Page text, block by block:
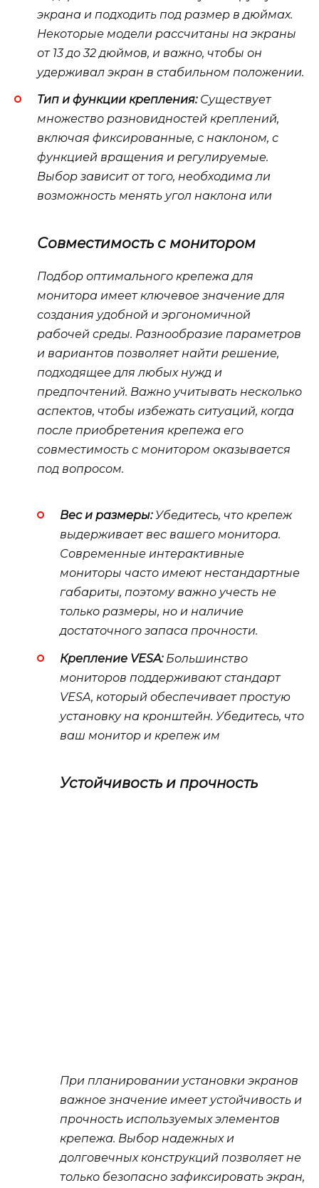
экрана и подходить под размер в дюймах.
Некоторые модели рассчитаны на экраны
от 13 до 32 дюймов, и важно, чтобы он
удерживал экран в стабильном положении.
Тип и функции крепления:Существует
множество разновидностей креплений,
включая фиксированные, с наклоном, с
функцией вращения и регулируемые.
Выбор зависит от того, необходима ли
возможность менять угол наклона или
Совместимость с монитором
Подбор оптимального крепежа для
монитора имеет ключевое значение для
создания удобной и эргономичной
рабочей среды. Разнообразие параметров
и вариантов позволяет найти решение,
подходящее для любых нужд и
предпочтений. Важно учитывать несколько
аспектов, чтобы избежать ситуаций, когда
после приобретения крепежа его
совместимость с монитором оказывается
под вопросом.
Вес и размеры:Убедитесь, что крепеж
выдерживает вес вашего монитора.
Современные интерактивные
мониторы часто имеют нестандартные
габариты, поэтому важно учесть не
только размеры, но и наличие
достаточного запаса прочности.
Крепление VESA:Большинство
мониторов поддерживают стандарт
VESA, который обеспечивает простую
установку на кронштейн. Убедитесь, что
ваш монитор и крепеж им
Устойчивость и прочность
При планировании установки экранов
важное значение имеет устойчивость и
прочность используемых элементов
крепежа. Выбор надежных и
долговечных конструкций позволяет не
только безопасно зафиксировать экран,